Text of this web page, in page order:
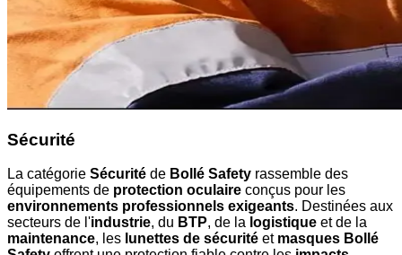
Sécurité
La catégorie Sécurité de Bollé Safety rassemble des
équipements de protection oculaire conçus pour les
environnements professionnels exigeants. Destinées aux
secteurs de l'industrie, du BTP, de la logistique et de la
maintenance, les lunettes de sécurité et masques Bollé